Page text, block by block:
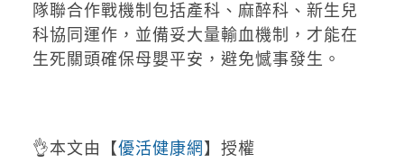
隊聯合作戰機制包括產科、麻醉科、新生兒
科協同運作，並備妥大量輸血機制，才能在
生死關頭確保母嬰平安，避免憾事發生。
👌本文由【優活健康網】授權